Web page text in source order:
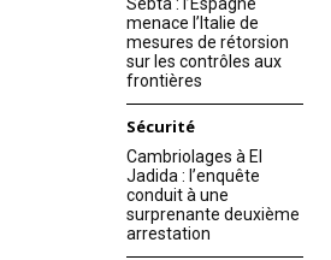
menace l’Italie de
mesures de rétorsion
sur les contrôles aux
frontières
Sécurité
Cambriolages à El
Jadida : l’enquête
conduit à une
surprenante deuxième
arrestation